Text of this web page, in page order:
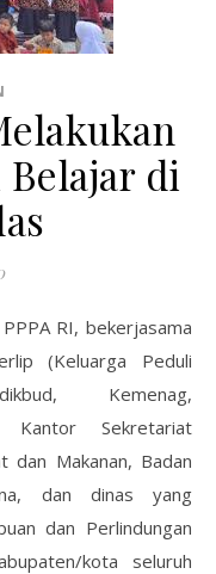
di
RI, bekerjasama
(Keluarga Peduli
Kemenag,
Kantor Sekretariat
dan Makanan, Badan
dan dinas yang
dan Perlindungan
kota seluruh